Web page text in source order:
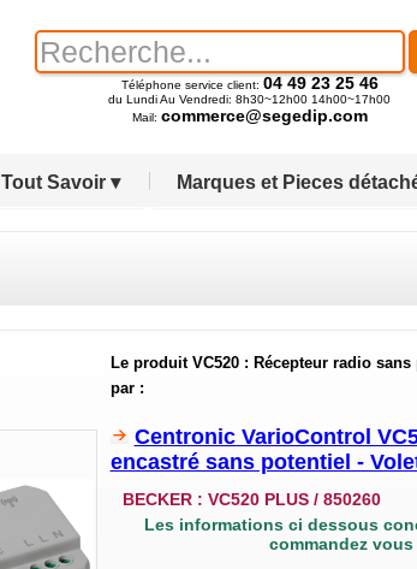
Téléphone service client: 04 49 23 25 46
du Lundi Au Vendredi: 8h30~12h00 14h00~17h00
Mail: commerce@segedip.com
Tout Savoir ▾ Marques et Pieces
Le produit VC520 : Récepteur radio
par :
Centronic VarioControl
encastré sans potentiel -
BECKER : VC520 PLUS / 850260
Les informations ci dessous
commandez